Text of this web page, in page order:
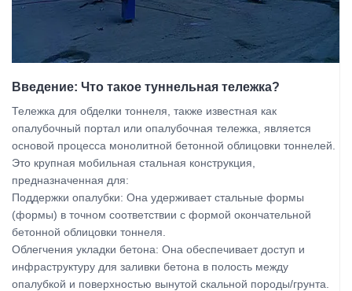
Введение: Что такое туннельная тележка?
Тележка для обделки тоннеля, также известная как
опалубочный портал или опалубочная тележка, является
основой процесса монолитной бетонной облицовки тоннелей.
Это крупная мобильная стальная конструкция,
предназначенная для:
Поддержки опалубки: Она удерживает стальные формы
(формы) в точном соответствии с формой окончательной
бетонной облицовки тоннеля.
Облегчения укладки бетона: Она обеспечивает доступ и
инфраструктуру для заливки бетона в полость между
опалубкой и поверхностью вынутой скальной породы/грунта.